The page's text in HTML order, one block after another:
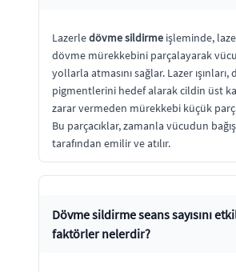
Lazerledövme sildirme işleminde,
dövme mürekkebini parçalayarak
yollarla atmasını sağlar. Lazer ışınları,
pigmentlerini hedef alarak cildin üst
zarar vermeden mürekkebi küçük
Bu parçacıklar, zamanla vücudun
tarafından emilir ve atılır.
Dövme sildirme seans sayısını
faktörler nelerdir?